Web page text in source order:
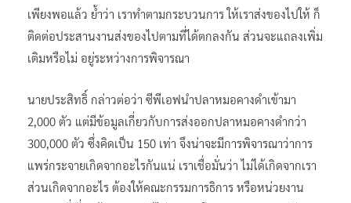
เพียงพอแล้ว ย้ำว่า เราทำตามกระบวนการ ให้เราส่งของไปให้ ก็
ติดต่อประสานงานส่งของไปตามที่ได้ตกลงกัน ส่วนจะแถลงเพิ่ม
เติมหรือไม่ อยู่ระหว่างการพิจารณา
นายประสิทธิ์ กล่าวต่อว่า ซีพีเอฟนำปลาหมอคางดำเข้ามา
2,000 ตัว แต่มีข้อมูลเกี่ยวกับการส่งออกปลาหมอคางดำกว่า
300,000 ตัว ซึ่งคิดเป็น 150 เท่า จึงน่าจะมีการพิจารณาว่าการ
แพร่กระจายเกิดจากอะไรกันแน่ เราเชื่อมั่นว่า ไม่ได้เกิดจากเรา
ส่วนเกิดจากอะไร ต้องให้คณะกรรมการธิการ หรือหน่วยงาน